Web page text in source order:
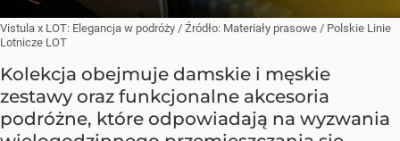
Vistula x LOT: Elegancja w podróży / Źródło: Materiały prasowe / Polskie Linie
Lotnicze LOT
Kolekcja obejmuje damskie i męskie
zestawy oraz funkcjonalne akcesoria
podróżne, które odpowiadają na wyzwania